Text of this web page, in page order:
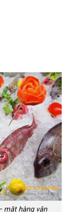
mặt hàng vận